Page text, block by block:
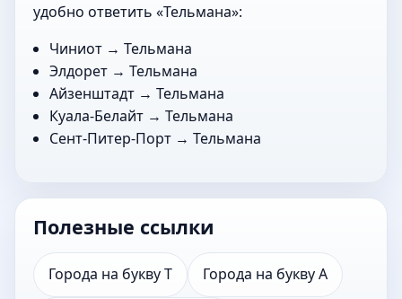
удобно ответить «Тельмана»:
Чиниот → Тельмана
Элдорет → Тельмана
Айзенштадт → Тельмана
Куала-Белайт → Тельмана
Сент-Питер-Порт → Тельмана
Полезные ссылки
Города на букву Т Города на букву А